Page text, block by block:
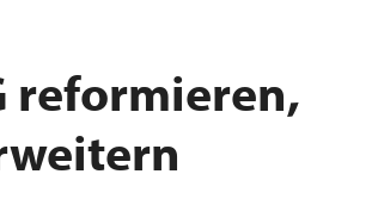
reformieren,